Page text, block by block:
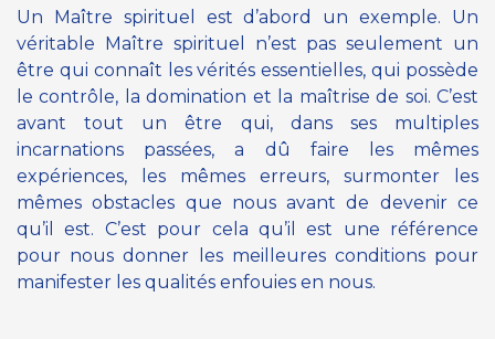
Un Maître spirituel est d’abord un exemple. Un
véritable Maître spirituel n’est pas seulement un
être qui connaît les vérités essentielles, qui possède
le contrôle, la domination et la maîtrise de soi. C’est
avant tout un être qui, dans ses multiples
incarnations passées, a dû faire les mêmes
expériences, les mêmes erreurs, surmonter les
mêmes obstacles que nous avant de devenir ce
qu’il est. C’est pour cela qu’il est une référence
pour nous donner les meilleures conditions pour
manifester les qualités enfouies en nous.